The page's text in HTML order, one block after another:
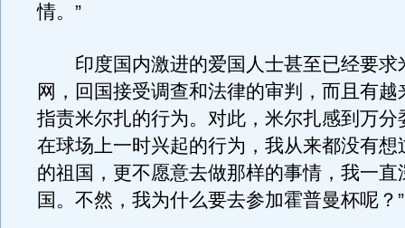
情。”
印度国内激进的爱国人士甚至已经要求
网，回国接受调查和法律的审判，而且有越
指责米尔扎的行为。对此，米尔扎感到万分
在球场上一时兴起的行为，我从来都没有想
的祖国，更不愿意去做那样的事情，我一直
国。不然，我为什么要去参加霍普曼杯呢？”